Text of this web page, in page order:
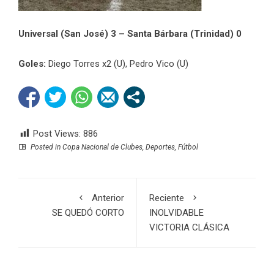
Universal (San José) 3 – Santa Bárbara (Trinidad) 0
Goles: Diego Torres x2 (U), Pedro Vico (U)
Post Views: 886
Posted in Copa Nacional de Clubes, Deportes, Fútbol
Anterior
SE QUEDÓ CORTO
Reciente
INOLVIDABLE
VICTORIA CLÁSICA